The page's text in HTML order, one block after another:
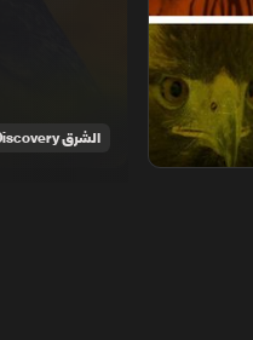
الشرق Discovery